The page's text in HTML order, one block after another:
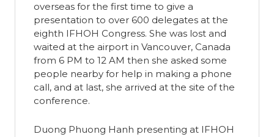
overseas for the first time to give a
presentation to over 600 delegates at the
eighth IFHOH Congress. She was lost and
waited at the airport in Vancouver, Canada
from 6 PM to 12 AM then she asked some
people nearby for help in making a phone
call, and at last, she arrived at the site of the
conference.
Duong Phuong Hanh presenting at IFHOH